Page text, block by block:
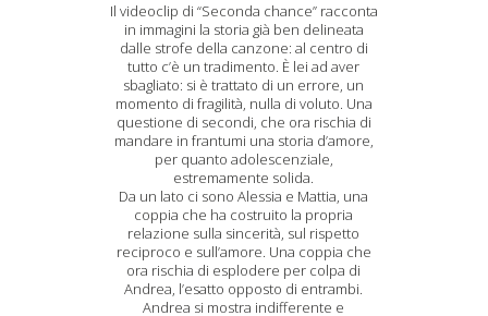
Il videoclip di “Seconda chance” racconta
in immagini la storia già ben delineata
dalle strofe della canzone: al centro di
tutto c’è un tradimento. È lei ad aver
sbagliato: si è trattato di un errore, un
momento di fragilità, nulla di voluto. Una
questione di secondi, che ora rischia di
mandare in frantumi una storia d’amore,
per quanto adolescenziale,
estremamente solida.
Da un lato ci sono Alessia e Mattia, una
coppia che ha costruito la propria
relazione sulla sincerità, sul rispetto
reciproco e sull’amore. Una coppia che
ora rischia di esplodere per colpa di
Andrea, l’esatto opposto di entrambi.
Andrea si mostra indifferente e